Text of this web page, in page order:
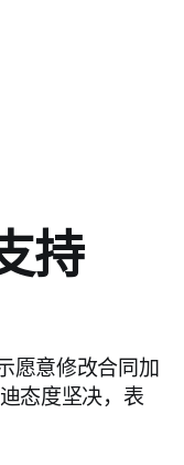
持
愿意修改合同加
态度坚决，表